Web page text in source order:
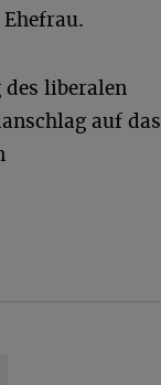
liberalen
auf das